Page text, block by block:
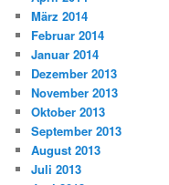
März 2014
Februar 2014
Januar 2014
Dezember 2013
November 2013
Oktober 2013
September 2013
August 2013
Juli 2013